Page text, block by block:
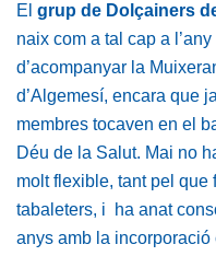
El grup de Dolçainers
naix com a tal cap a
d’acompanyar la
d’Algemesí, encara que
membres tocaven en el
Déu de la Salut. Mai no
molt flexible, tant pel
tabaleters, i ha anat
anys amb la incorporació